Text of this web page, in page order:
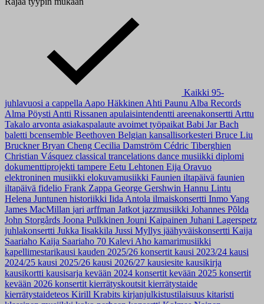
Kaikki 95-
juhlavuosi a cappella Aapo Häkkinen Ahti Paunu Alba Records
Alma Pöysti Antti Rissanen apulaisintendentti areenakonsertti Arttu
Takalo arvonta asiakaspalaute avoimet työpaikat Babi JarBach
baletti bcensemble Beethoven Belgian kansallisorkesteri Bruce Liu
BrucknerBryan Cheng Cecilia Damström Cédric Tiberghien
Christian Vásquez classical trancelations dance musiikki diplomi
dokumenttiprojekti tampere Eetu Lehtonen Eija Oravuo
elektroninen musiikki elokuvamusiikki Faunien iltapäivä faunien
iltapäivä fidelio Frank Zappa George Gershwin Hannu Lintu
Helena Juntunen historiikki Iida Antola ilmaiskonsertti Inmo Yang
James MacMillan jari arffman Jatkot jazzmusiikki Johannes Põlda
John Storgårds Joona Pulkkinen Jouni Kaipainen Juhani Lagerspetz
juhlakonsertti Jukka Iisakkila Jussi Myllys jäähyväiskonsertti Kaija
Saariaho Kaija Saariaho 70 Kalevi Aho kamarimusiikki
kapellimestarikausi kauden 2025/26 konsertit kausi 2023/24 kausi
2024/25 kausi 2025/26 kausi 2026/27 kausiesite kausikirja
kausikortti kausisarja kevään 2024 konsertit kevään 2025 konsertit
kevään 2026 konsertit kierrätyskoutsit kierrätystaide
kierrätystaideteos Kirill Krabits kirjanjulkistustilaisuus kitaristi